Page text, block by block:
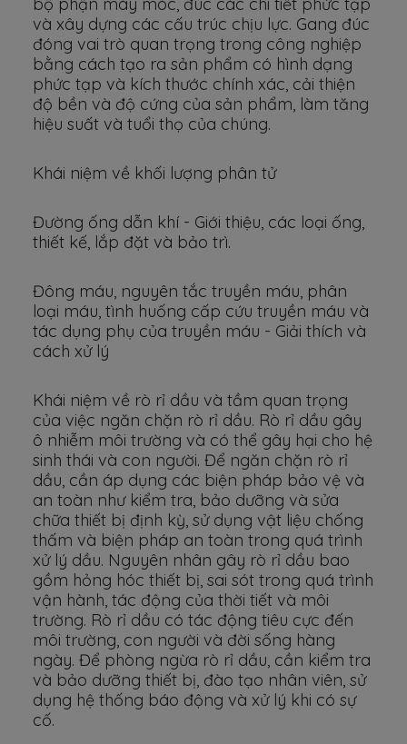
và xây dựng các cấu trúc chịu lực. Gang đúc
đóng vai trò quan trọng trong công nghiệp
bằng cách tạo ra sản phẩm có hình dạng
phức tạp và kích thước chính xác, cải thiện
độ bền và độ cứng của sản phẩm, làm tăng
hiệu suất và tuổi thọ của chúng.
Khái niệm về khối lượng phân tử
Đường ống dẫn khí - Giới thiệu, các loại ống,
thiết kế, lắp đặt và bảo trì.
Đông máu, nguyên tắc truyền máu, phân
loại máu, tình huống cấp cứu truyền máu và
tác dụng phụ của truyền máu - Giải thích và
cách xử lý
Khái niệm về rò rỉ dầu và tầm quan trọng
của việc ngăn chặn rò rỉ dầu. Rò rỉ dầu gây
ô nhiễm môi trường và có thể gây hại cho hệ
sinh thái và con người. Để ngăn chặn rò rỉ
dầu, cần áp dụng các biện pháp bảo vệ và
an toàn như kiểm tra, bảo dưỡng và sửa
chữa thiết bị định kỳ, sử dụng vật liệu chống
thấm và biện pháp an toàn trong quá trình
xử lý dầu. Nguyên nhân gây rò rỉ dầu bao
gồm hỏng hóc thiết bị, sai sót trong quá trình
vận hành, tác động của thời tiết và môi
trường. Rò rỉ dầu có tác động tiêu cực đến
môi trường, con người và đời sống hàng
ngày. Để phòng ngừa rò rỉ dầu, cần kiểm tra
và bảo dưỡng thiết bị, đào tạo nhân viên, sử
dụng hệ thống báo động và xử lý khi có sự
cố.